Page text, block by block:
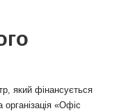
який фінансується
«Офіс